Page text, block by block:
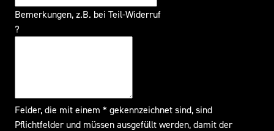
Bemerkungen, z.B. bei Teil-Widerruf
?
Felder, die mit einem * gekennzeichnet sind, sind
Pflichtfelder und müssen ausgefüllt werden, damit der